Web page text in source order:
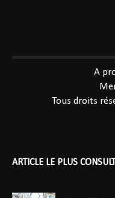
A
Tous droits
ARTICLE LE PLUS